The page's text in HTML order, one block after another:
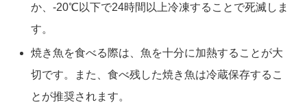
か、-20℃以下で24時間以上冷凍することで死滅しま
す。
焼き魚を食べる際は、魚を十分に加熱することが大
切です。また、食べ残した焼き魚は冷蔵保存するこ
とが推奨されます。